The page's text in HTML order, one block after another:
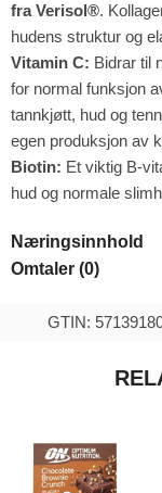
fra Verisol®.
hudens struktur og
Vitamin C: Bidrar til
for normal funksjon
tannkjøtt, hud og
egen produksjon av
Biotin: Et viktig B-
hud og normale
Næringsinnhold
Omtaler (0)
GTIN: